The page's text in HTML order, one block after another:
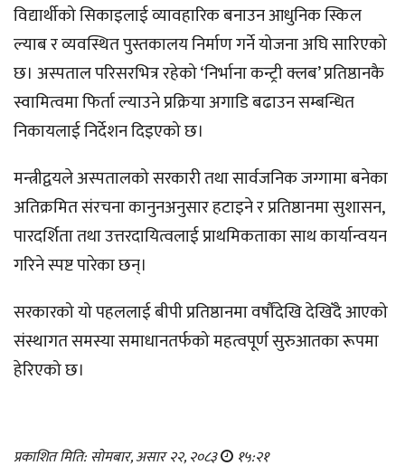
विद्यार्थीको सिकाइलाई व्यावहारिक बनाउन आधुनिक स्किल
ल्याब र व्यवस्थित पुस्तकालय निर्माण गर्ने योजना अघि सारिएको
छ। अस्पताल परिसरभित्र रहेको ‘निर्भाना कन्ट्री क्लब’ प्रतिष्ठानकै
स्वामित्वमा फिर्ता ल्याउने प्रक्रिया अगाडि बढाउन सम्बन्धित
निकायलाई निर्देशन दिइएको छ।
मन्त्रीद्वयले अस्पतालको सरकारी तथा सार्वजनिक जग्गामा बनेका
अतिक्रमित संरचना कानुनअनुसार हटाइने र प्रतिष्ठानमा सुशासन,
पारदर्शिता तथा उत्तरदायित्वलाई प्राथमिकताका साथ कार्यान्वयन
गरिने स्पष्ट पारेका छन्।
सरकारको यो पहललाई बीपी प्रतिष्ठानमा वर्षौंदेखि देखिँदै आएको
संस्थागत समस्या समाधानतर्फको महत्वपूर्ण सुरुआतका रूपमा
हेरिएको छ।
प्रकाशित मिति: सोमबार, असार २२, २०८३ १५:२१